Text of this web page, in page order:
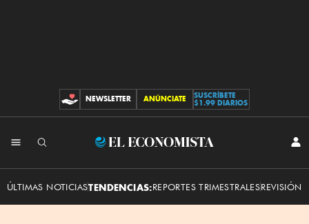
CONTRIBUCIONES
NEWSLETTER ANÚNCIATE
SUSCRÍBETE
$1.99 DIARIOS
El
ÚLTIMAS NOTICIASTENDENCIAS:REPORTES TRIMESTRALESREVISIÓN